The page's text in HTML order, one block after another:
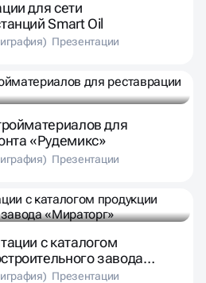
для сети
Smart Oil
Презентации
для
«Рудемикс»
Презентации
с каталогом
завода
Презентации